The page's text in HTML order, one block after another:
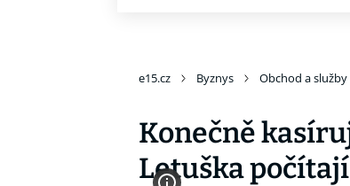
e15.cz Byznys Obchod a služby
Konečně
Letuška